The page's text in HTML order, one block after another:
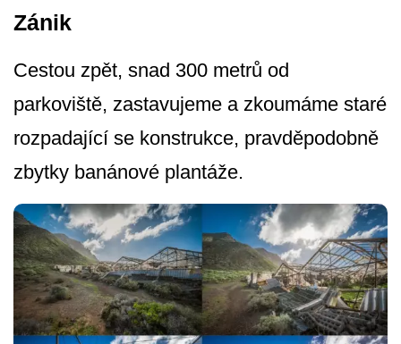
Zánik
Cestou zpět, snad 300 metrů od
parkoviště, zastavujeme a zkoumáme staré
rozpadající se konstrukce, pravděpodobně
zbytky banánové plantáže.